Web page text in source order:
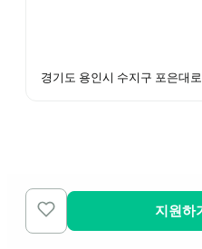
경기도 용인시 수지구 포은대
지원하